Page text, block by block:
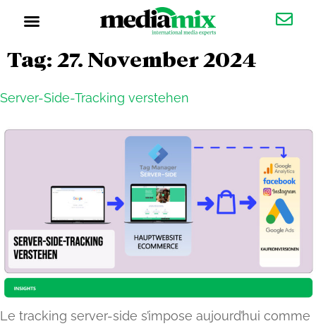
Tag: 27. November 2024
Server-Side-Tracking verstehen
Le tracking server-side s’impose aujourd’hui comme